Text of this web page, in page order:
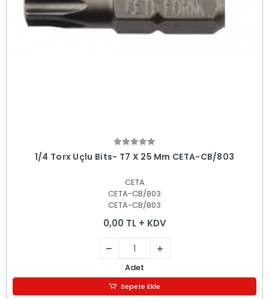
Sepete Ekle
1/4 Torx Uçlu Bits- T7 X 25 Mm CETA-CB/803
CETA
CETA-CB/803
CETA-CB/803
0,00 TL + KDV
Adet
Sepete Ekle